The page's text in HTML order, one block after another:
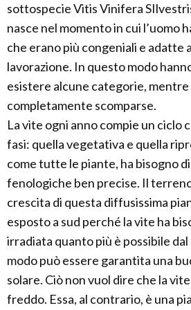
sottospecie Vitis Vinifera
nasce nel momento in cui l’uomo
che erano più congeniali e adatte
lavorazione. In questo modo
esistere alcune categorie,
completamente scomparse.
La vite ogni anno compie un ciclo
fasi: quella vegetativa e quella
come tutte le piante, ha bisogno
fenologiche ben precise. Il
crescita di questa diffusissima
esposto a sud perché la vite ha
irradiata quanto più è possibile
modo può essere garantita una
solare. Ciò non vuol dire che la
freddo. Essa, al contrario, è una